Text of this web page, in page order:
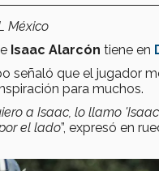
México
Isaac Alarcón tiene en
señaló que el jugador
para muchos.
a Isaac, lo llamo
el lado”, expresó en